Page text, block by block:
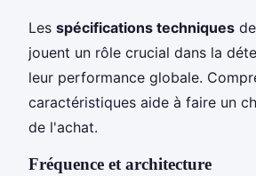
Les spécifications techniques
jouent un rôle crucial dans la
leur performance globale.
caractéristiques aide à faire un
de l'achat.
Fréquence et architecture